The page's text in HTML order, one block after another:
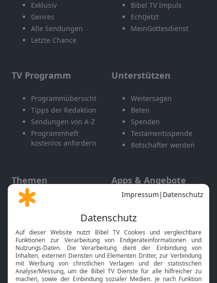
Exklusiv
Genres
Alle Sendungen
Letzte Chance
Bibel TV Impuls
EchtJetzt
MeinGottesdienst
TV Programm
Programmübersicht
Tipps der Redaktion
Sendungen von A-Z
Programmheft
kostenlos anfordern
Unterstützen
Weitersagen
Beten
Spenden
Testamentsspende
Botschafter werden
Themen
Gott und Bibel erklärt
Neuigkeiten
Apps & Angebote
Mobile App
Smart TV
HbbTV
Bibelthek Online-Bibel
Nächster Gottesdienst